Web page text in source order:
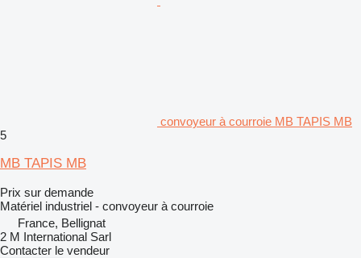
convoyeur à courroie MB TAPIS MB
5
MB TAPIS MB
Prix sur demande
Matériel industriel - convoyeur à courroie
France, Bellignat
2 M International Sarl
Contacter le vendeur